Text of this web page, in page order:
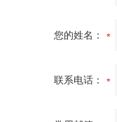
您的姓名：
联系电话：